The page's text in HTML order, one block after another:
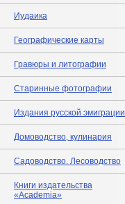
Иудаика
Географические карты
Гравюры и литографии
Старинные фотографии
Издания русской эмиграции
Домоводство, кулинария
Садоводство. Лесоводство
Книги издательства
«Academia»